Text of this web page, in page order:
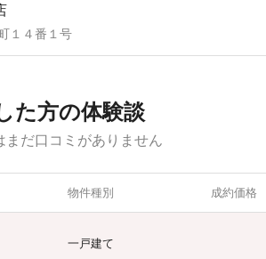
１４番１号
た方の体験談
まだ口コミがありません
物件種別 成約価格
一戸建て